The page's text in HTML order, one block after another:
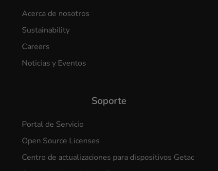
Acerca de nosotros
Sustainability
Careers
Noticias y Eventos
Soporte
Portal de Servicio
Open Source Licenses
Centro de actualizaciones para dispositivos Getac